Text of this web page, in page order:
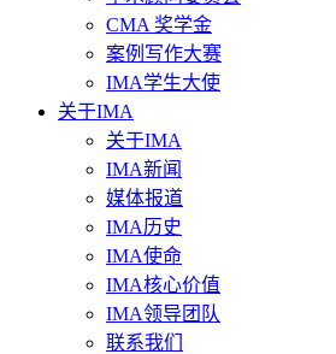
CMA 奖学金
案例写作大赛
IMA学生大使
关于IMA
关于IMA
IMA新闻
媒体报道
IMA历史
IMA使命
IMA核心价值
IMA领导团队
联系我们